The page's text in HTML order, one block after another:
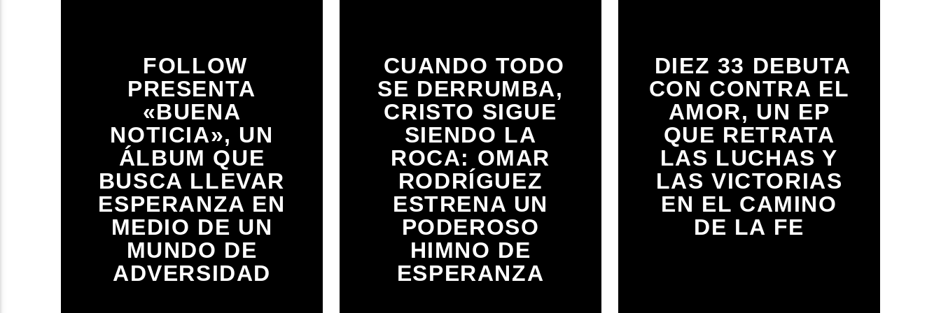
FOLLOW
PRESENTA
«BUENA
NOTICIA», UN
ÁLBUM QUE
BUSCA LLEVAR
ESPERANZA EN
MEDIO DE UN
MUNDO DE
ADVERSIDAD
CUANDO TODO
SE DERRUMBA,
CRISTO SIGUE
SIENDO LA
ROCA: OMAR
RODRÍGUEZ
ESTRENA UN
PODEROSO
HIMNO DE
ESPERANZA
DIEZ 33 DEBUTA
CON CONTRA EL
AMOR, UN EP
QUE RETRATA
LAS LUCHAS Y
LAS VICTORIAS
EN EL CAMINO
DE LA FE